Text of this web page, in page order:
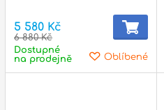
5 580 Kč
6 880 Kč
Oblíbené
Dostupné
na prodejně